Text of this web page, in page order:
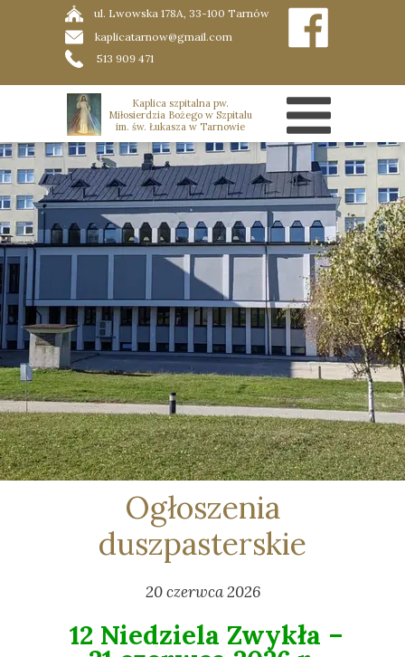
kaplicatarnow@gmail.com
ul. Lwowska 178A, 33-100 Tarnów
513 909 471
Kaplica szpitalna pw.
Miłosierdzia Bożego w Szpitalu
im. św. Łukasza w Tarnowie
20 czerwca 2026
Ogłoszenia
duszpasterskie
12 Niedziela Zwykła –